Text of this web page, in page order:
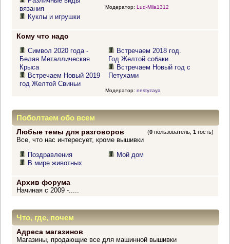
вязания
Куклы и игрушки
Модератор: Lud-Mila1312
Кому что надо
Символ 2020 года -
Белая Металлическая
Крыса
Встречаем Новый 2019
год Желтой Свиньи
Встречаем 2018 год.
Год Желтой собаки.
Встречаем Новый год с
Петухами
Модератор: nestyzaya
Поболтаем обо всем
Любые темы для разговоров (0 пользователь,1 гость)
Все, что нас интересует, кроме вышивки
Поздравления
В мире животных
Мой дом
Архив форума
Начиная с 2009 -.....
Что, где, почем
Адреса магазинов
Магазины, продающие все для машинной вышивки